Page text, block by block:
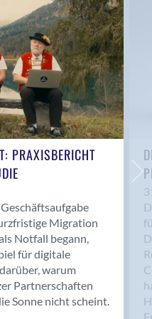
PRAXISBERICHT
Migration
Notfall begann,
für digitale
warum
Partnerschaften
Sonne nicht scheint.